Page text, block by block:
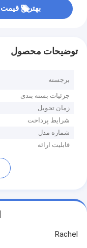
بهترین قیمت
توضیحات محصول
برجسته
جزئیات بسته بندی
زمان تحویل
شرایط پرداخت
شماره مدل
قابلیت ارائه
Rachel